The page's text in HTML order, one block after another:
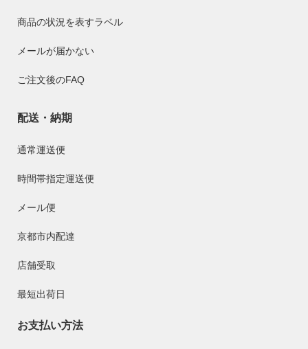
商品の状況を表すラベル
メールが届かない
ご注文後のFAQ
配送・納期
通常運送便
時間帯指定運送便
メール便
京都市内配達
店舗受取
最短出荷日
お支払い方法